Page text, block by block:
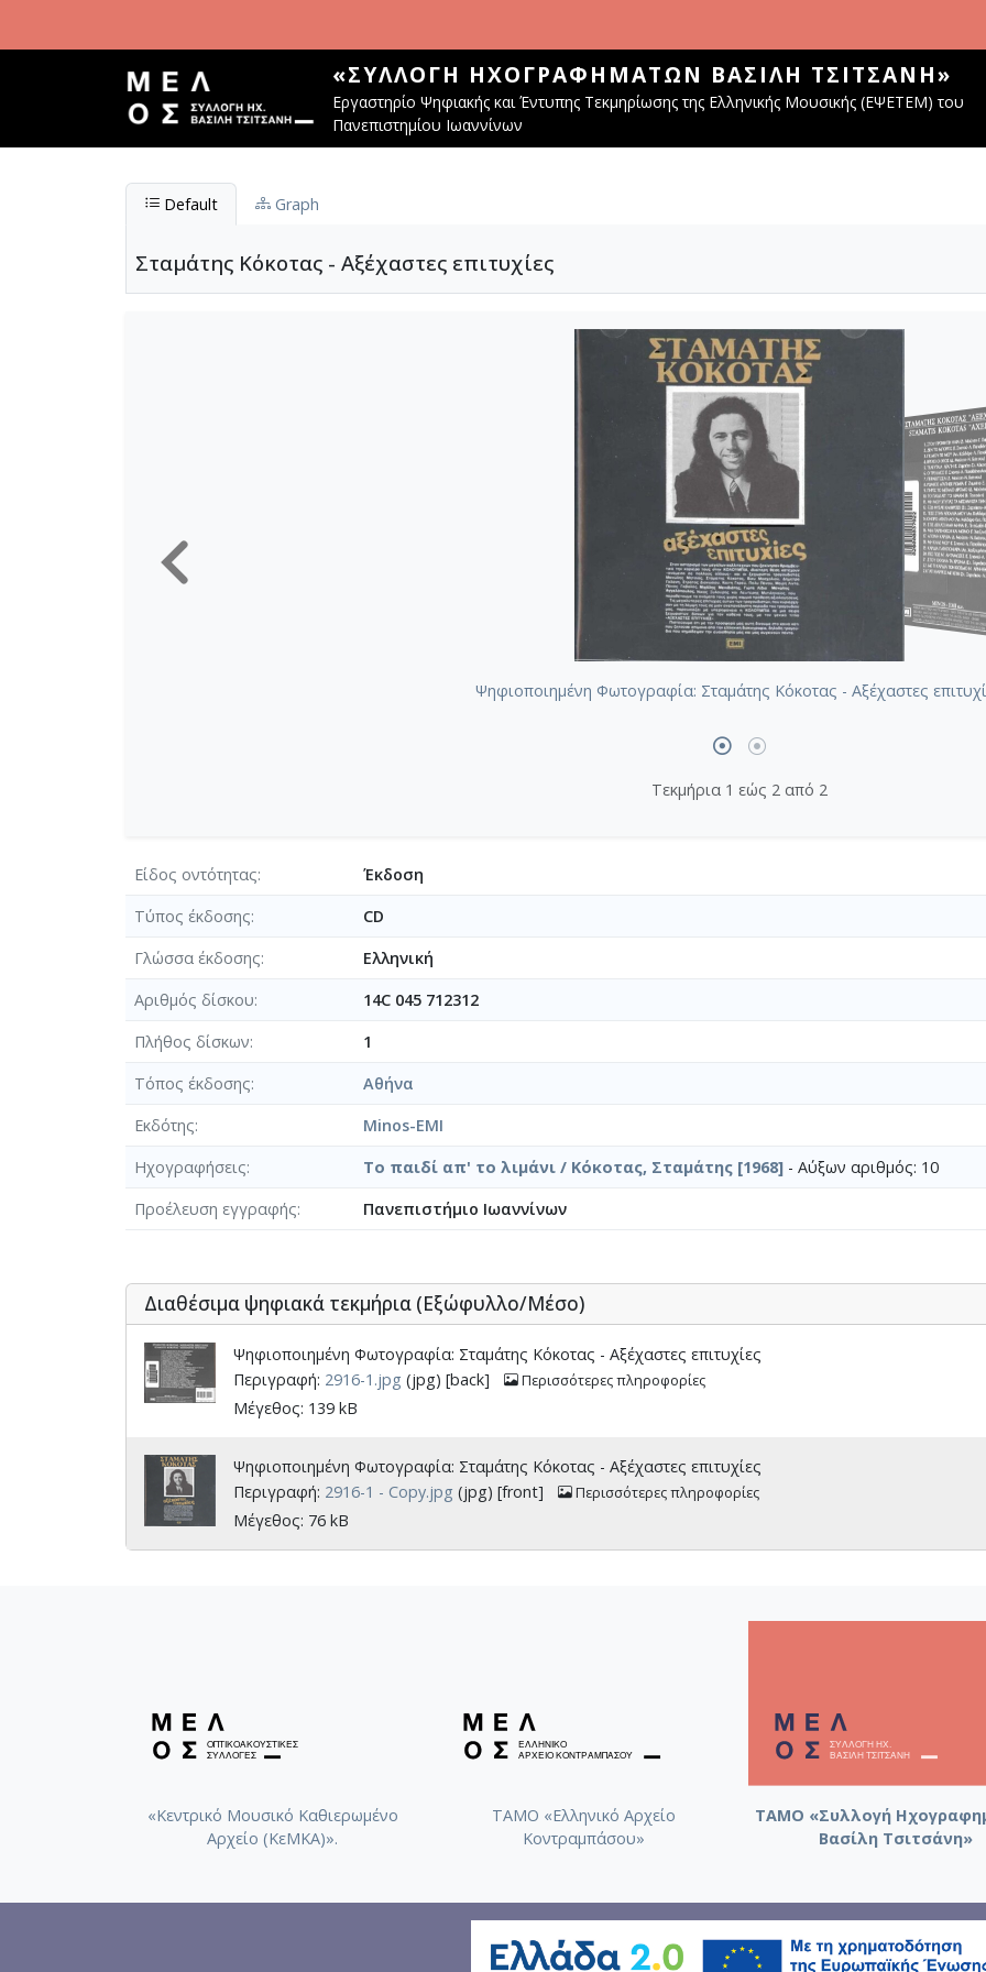
«ΣΥΛΛΟΓΉ ΗΧΟΓΡΑΦΗΜΆΤΩΝ ΒΑΣΊΛΗ ΤΣΙΤΣΆΝΗ»
Εργαστηρίο Ψηφιακής και Έντυπης Τεκμηρίωσης της Ελληνικής Μουσικής (ΕΨΕΤΕΜ) του
Πανεπιστημίου Ιωαννίνων
Default Graph
Σταμάτης Κόκοτας - Αξέχαστες επιτυχίες
Ψηφιοποιημένη Φωτογραφία: Σταμάτης Κόκοτας - Αξέχαστες
Τεκμήρια 1 εώς 2 από 2
Είδος οντότητας
Έκδοση
Τύπος έκδοσης
CD
Γλώσσα έκδοσης
Ελληνική
Αριθμός δίσκου
14C 045 712312
Πλήθος δίσκων
1
Τόπος έκδοσης
Αθήνα
Εκδότης
Minos-EMI
Ηχογραφήσεις
Το παιδί απ' το λιμάνι / Κόκοτας, Σταμάτης [1968] - Αύξων αριθμός: 10
Προέλευση εγγραφής
Πανεπιστήμιο Ιωαννίνων
Διαθέσιμα ψηφιακά τεκμήρια (Εξώφυλλο/Μέσο)
Ψηφιοποιημένη Φωτογραφία: Σταμάτης Κόκοτας - Αξέχαστες επιτυχίες
Περιγραφή: 2916-1.jpg (jpg) [back] Περισσότερες πληροφορίες
Μέγεθος: 139 kB
Ψηφιοποιημένη Φωτογραφία: Σταμάτης Κόκοτας - Αξέχαστες επιτυχίες
Περιγραφή: 2916-1 - Copy.jpg (jpg) [front] Περισσότερες πληροφορίες
Μέγεθος: 76 kB
«Κεντρικό Μουσικό Καθιερωμένο
Αρχείο (ΚεΜΚΑ)».
ΤΑΜΟ «Ελληνικό Αρχείο
Κοντραμπάσου»
ΤΑΜΟ «Συλλογή
Βασίλη Τσιτσάνη»